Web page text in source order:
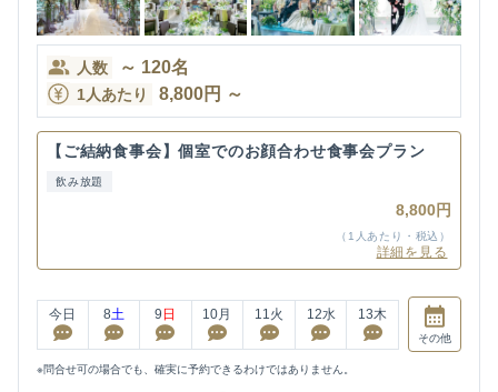
人数 ～ 120名
1人あたり 8,800円 ～
【ご結納食事会】個室でのお顔合わせ食事会プラン
飲み放題
8,800円
（1人あたり・税込）
詳細を見る
今日 8土 9 日 10月 11火 12水 13木
その他
※問合せ可の場合でも、確実に予約できるわけではありません。